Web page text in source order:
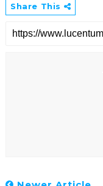
Share This